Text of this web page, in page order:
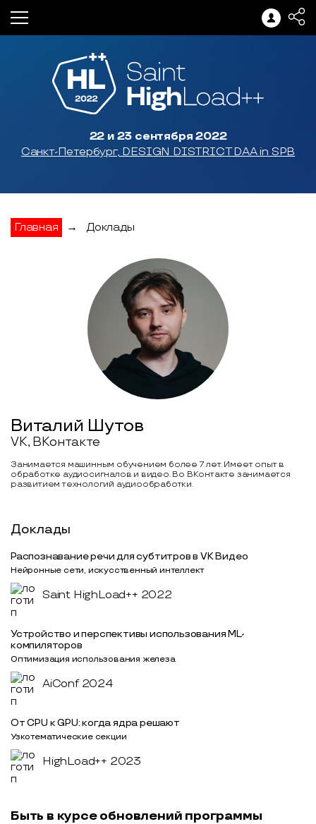
22 и 23 сентября 2022
Санкт-Петербург, DESIGN DISTRICT DAA in SPB
Главная → Доклады
Виталий Шутов
VK, ВКонтакте
Занимается машинным обучением более 7 лет. Имеет опыт в
обработке аудиосигналов и видео. Во ВКонтакте занимается
развитием технологий аудиообработки.
Доклады
Распознавание речи для субтитров в VK Видео
Нейронные сети, искусственный интеллект
Saint HighLoad++ 2022
Устройство и перспективы использования ML-
компиляторов
Оптимизация использования железа
AiConf 2024
От CPU к GPU: когда ядра решают
Узкотематические секции
HighLoad++ 2023
Быть в курсе обновлений программы